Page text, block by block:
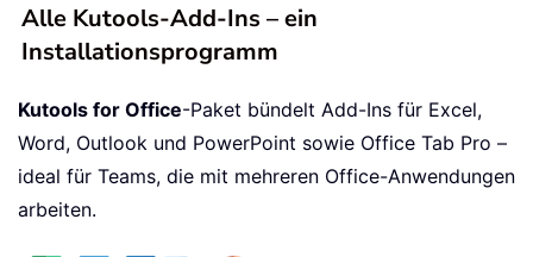
Alle Kutools-Add-Ins – ein
Installationsprogramm
Kutools for Office-Paket bündelt Add-Ins für Excel,
Word, Outlook und PowerPoint sowie Office Tab Pro –
ideal für Teams, die mit mehreren Office-Anwendungen
arbeiten.